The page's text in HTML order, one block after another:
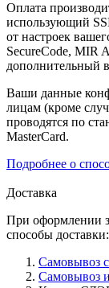
Оплата
использующий
от настроек
SecureCode, MIR
дополнительный
Ваши данные
лицам (кроме
проводятся по
MasterCard.
Подробнее о
Доставка
При оформлении
способы доставки:
Самовывоз
Самовывоз